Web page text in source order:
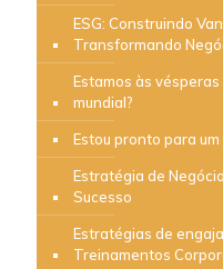
ESG: Construindo
Transformando
Estamos às
mundial?
Estou pronto para um
Estratégia de
Sucesso
Estratégias de
Treinamentos